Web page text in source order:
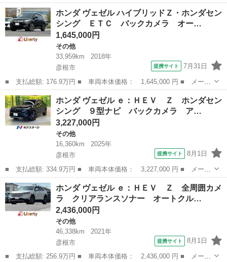
ー名： ホンダ ■ 車種名： ヴェゼル ■ グレード名： ハイブリ
ッドＲＳ・ホンダセンシング 新品タイヤ／保証書／社外 ８イン
チ ＳＤナ...
滋賀 彦根市 その他
ホンダ ヴェゼル ハイブリッドＺ・ホンダセン
シング ＥＴＣ バックカメラ オー…
1,645,000円
その他
33,959km
2018年
彦根市
提携サイト 7月31日
■ 支払総額: 176.9万円 ■ 車両本体価格： 1,645,000 円 ■ メーカ
ー名： ホンダ ■ 車種名： ヴェゼル ■ グレード名： ハイブリ
ッドＺ・ホンダセンシング ＥＴＣ バックカメラ オートクルーズ
コントロ...
滋賀 彦根市 その他
ホンダ ヴェゼル ｅ：ＨＥＶ Ｚ ホンダセン
シング ９型ナビ バックカメラ ア…
3,227,000円
その他
16,360km
2025年
彦根市
提携サイト 8月1日
■ 支払総額: 334.9万円 ■ 車両本体価格： 3,227,000 円 ■ メーカ
ー名： ホンダ ■ 車種名： ヴェゼル ■ グレード名： ｅ：ＨＥ
Ｖ Ｚ ホンダセンシング ９型ナビ バックカメラ アダプティブ
クルーズ...
滋賀 彦根市 その他
ホンダ ヴェゼル ｅ：ＨＥＶ Ｚ 全周囲カメ
ラ クリアランスソナー オートクル…
2,436,000円
その他
46,338km
2021年
彦根市
提携サイト 8月1日
■ 支払総額: 256.9万円 ■ 車両本体価格： 2,436,000 円 ■ メーカ